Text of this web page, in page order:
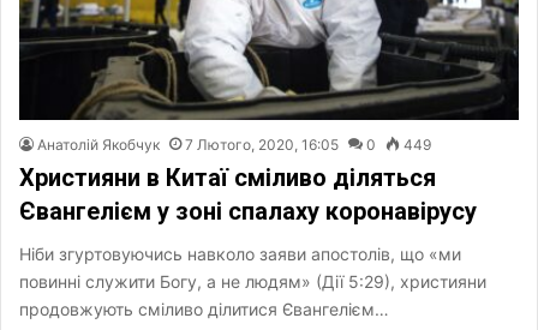
Анатолій Якобчук 7 Лютого, 2020, 16:05 0 449
Християни в Китаї сміливо діляться
Євангелієм у зоні спалаху коронавірусу
Ніби згуртовуючись навколо заяви апостолів, що «ми
повинні служити Богу, а не людям» (Дії 5:29), християни
продовжують сміливо ділитися Євангелієм…